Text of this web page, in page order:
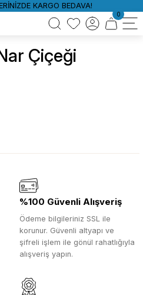
KARGO BEDAVA!
0
Çiçeği
%100 Güvenli Alışveriş
Ödeme bilgileriniz SSL ile
korunur. Güvenli altyapı ve
şifreli işlem ile gönül rahatlığıyla
alışveriş yapın.